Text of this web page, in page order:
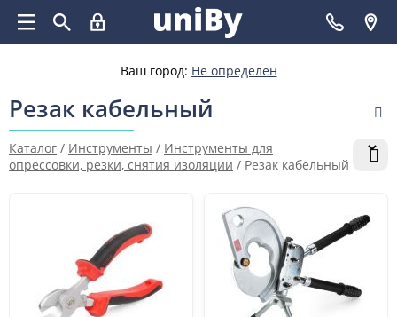
Ваш город: Не определён
Резак кабельный
Каталог / Инструменты / Инструменты для
опрессовки, резки, снятия изоляции / Резак кабельный